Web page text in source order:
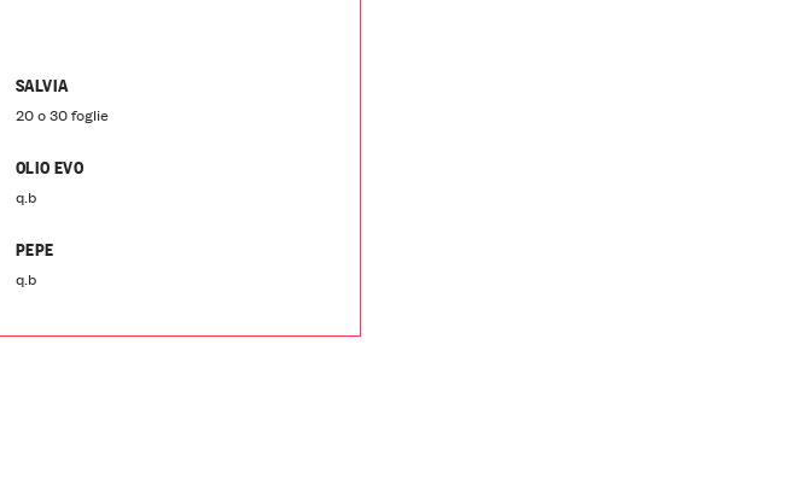
SALVIA
20 o 30 foglie
OLIO EVO
q.b
PEPE
q.b